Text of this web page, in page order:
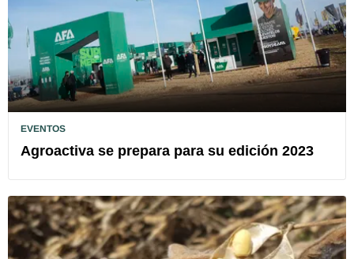
EVENTOS
Agroactiva se prepara para su edición 2023